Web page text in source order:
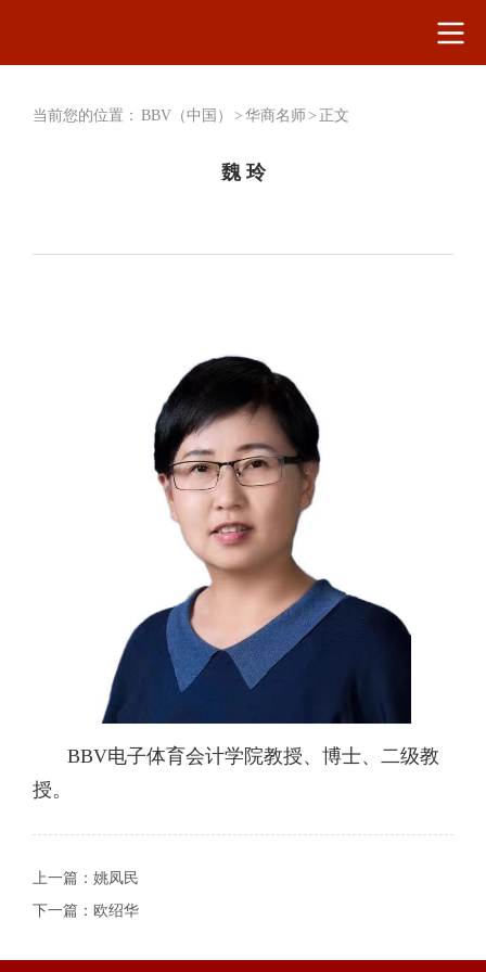
当前您的位置： BBV（中国） > 华商名师 > 正文
魏 玲
BBV电子体育会计学院教授、博士、二级教
授。
上一篇： 姚凤民
下一篇： 欧绍华